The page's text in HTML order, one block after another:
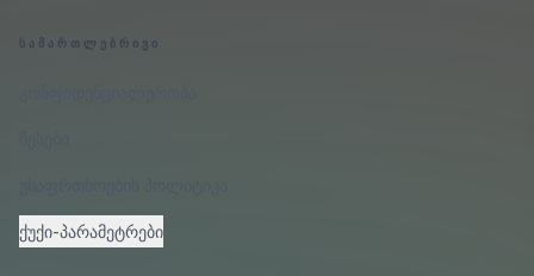
ᲡᲐᲛᲐᲠᲗᲚᲔᲑᲠᲘᲕᲘ
ქუქი-პარამეტრები